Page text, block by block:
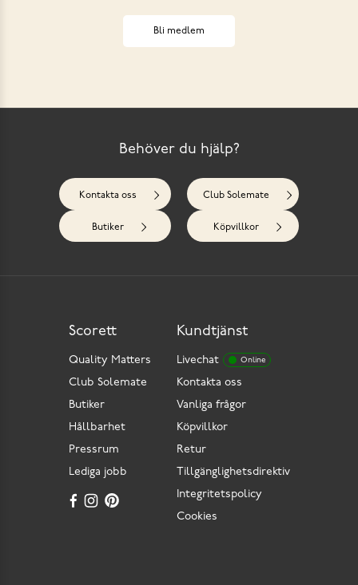
Bli medlem
Behöver du hjälp?
Kontakta oss Club Solemate
Butiker Köpvillkor
Kundtjänst
Livechat Online
Kontakta oss
Vanliga frågor
Köpvillkor
Retur
Tillgänglighetsdirektiv
Integritetspolicy
Cookies
Scorett
Quality Matters
Club Solemate
Butiker
Hållbarhet
Pressrum
Lediga jobb